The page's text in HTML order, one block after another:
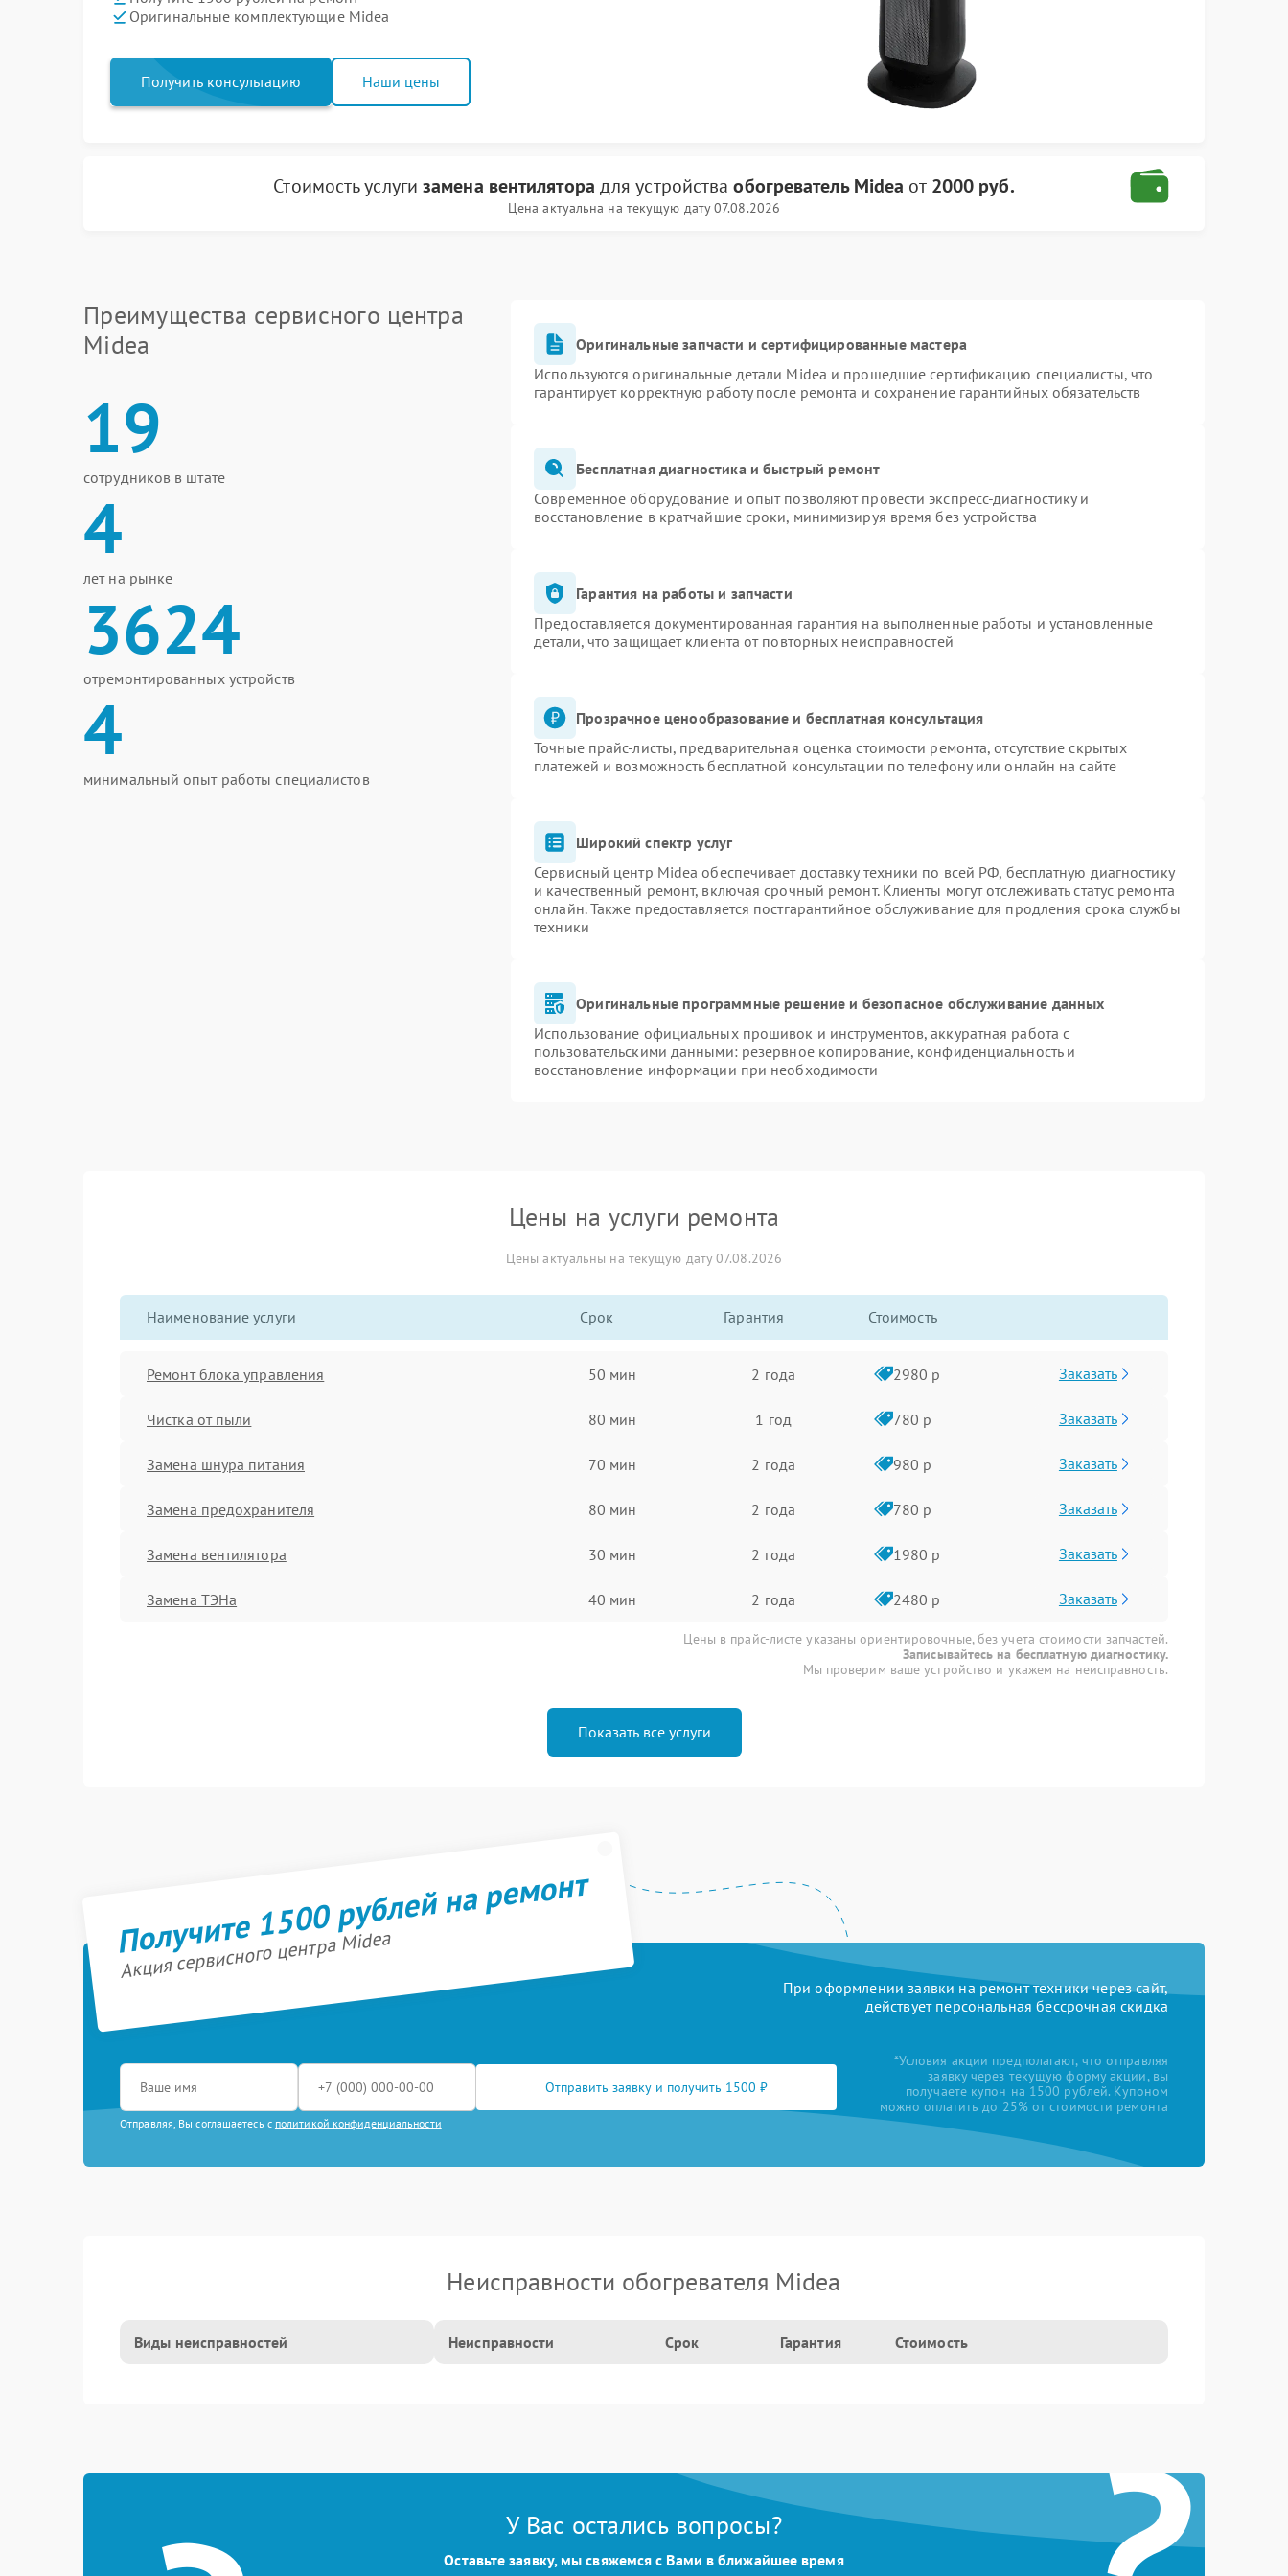
Оригинальные комплектующие Midea
Получить консультацию Наши цены
Стоимость услугизамена вентилятора для устройстваобогреватель Midea от 2000 руб.
Цена актуальна на текущую дату 07.08.2026
Преимущества сервисного центра
Midea
19
сотрудников в штате
4
лет на рынке
3624
отремонтированных устройств
4
минимальный опыт работы специалистов
Оригинальные запчасти и сертифицированные мастера
Используются оригинальные детали Midea и прошедшие сертификацию специалисты, что
гарантирует корректную работу после ремонта и сохранение гарантийных обязательств
Бесплатная диагностика и быстрый ремонт
Современное оборудование и опыт позволяют провести экспресс-диагностику и
восстановление в кратчайшие сроки, минимизируя время без устройства
Гарантия на работы и запчасти
Предоставляется документированная гарантия на выполненные работы и установленные
детали, что защищает клиента от повторных неисправностей
Прозрачное ценообразование и бесплатная консультация
Точные прайс-листы, предварительная оценка стоимости ремонта, отсутствие скрытых
платежей и возможность бесплатной консультации по телефону или онлайн на сайте
Широкий спектр услуг
Сервисный центр Midea обеспечивает доставку техники по всей РФ, бесплатную диагностику
и качественный ремонт, включая срочный ремонт. Клиенты могут отслеживать статус ремонта
онлайн. Также предоставляется постгарантийное обслуживание для продления срока службы
техники
Оригинальные программные решение и безопасное обслуживание данных
Использование официальных прошивок и инструментов, аккуратная работа с
пользовательскими данными: резервное копирование, конфиденциальность и
восстановление информации при необходимости
Цены на услуги ремонта
Цены актуальны на текущую дату 07.08.2026
Наименование услуги Срок Гарантия Стоимость
Ремонт блока управления 50 мин 2 года 2980 р Заказать
Чистка от пыли 80 мин 1 год 780 р Заказать
Замена шнура питания 70 мин 2 года 980 р Заказать
Замена предохранителя 80 мин 2 года 780 р Заказать
Замена вентилятора 30 мин 2 года 1980 р Заказать
Замена ТЭНа 40 мин 2 года 2480 р Заказать
Цены в прайс-листе указаны ориентировочные, без учета стоимости запчастей.
Записывайтесь на бесплатную диагностику.
Мы проверим ваше устройство и укажем на неисправность.
Показать все услуги
Получите 1500 рублей на ремонт
Акция сервисного центра Midea
При оформлении заявки на ремонт техники через сайт,
действует персональная бессрочная скидка
Отправить заявку и получить 1500 ₽
Отправляя, Вы соглашаетесь с политикой конфиденциальности
*Условия акции предполагают, что отправляя
заявку через текущую форму акции, вы
получаете купон на 1500 рублей. Купоном
можно оплатить до 25% от стоимости ремонта
Неисправности обогревателя Midea
Виды неисправностей Неисправности Срок Гарантия Стоимость
У Вас остались вопросы?
Оставьте заявку, мы свяжемся с Вами в ближайшее время